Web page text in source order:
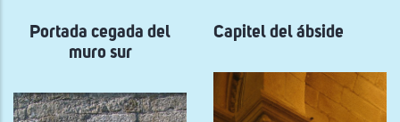
la
original
Portada cegada del
muro sur
Capitel del ábside